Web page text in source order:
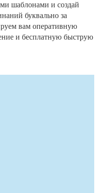
шаблонами и создай
буквально за
вам оперативную
и бесплатную быструю